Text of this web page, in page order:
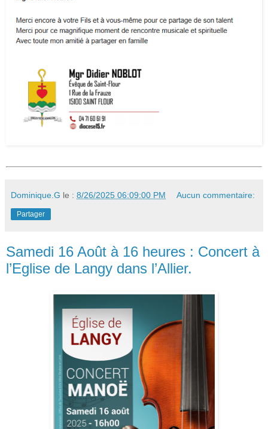
Dominique.G le : 8/26/2025 06:09:00 PM Aucun commentaire:
Partager
Samedi 16 Août à 16 heures : Concert à
l’Eglise de Langy dans l’Allier.